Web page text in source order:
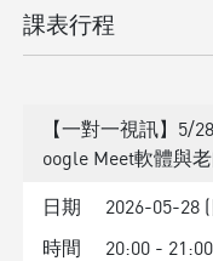
課表行程
【一對一視訊】5/
oogle Meet軟體與
日期
2026-05-28
時間
20:00 - 21:00